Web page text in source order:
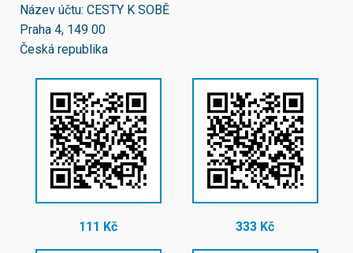
Název účtu: CESTY K SOBĚ
Praha 4, 149 00
Česká republika
111 Kč 333 Kč